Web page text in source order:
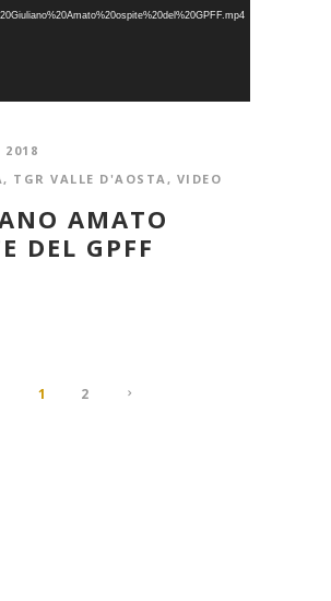
2018
, TGR VALLE D'AOSTA , VIDEO
AMATO
DEL GPFF
1 2